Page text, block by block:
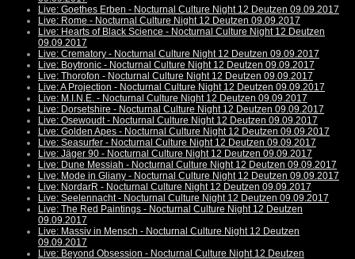
Live: Goethes Erben - Nocturnal Culture Night 12 Deutzen 09.09.2017
Live: Rome - Nocturnal Culture Night 12 Deutzen 09.09.2017
Live: Hearts of Black Science - Nocturnal Culture Night 12 Deutzen
09.09.2017
Live: Crematory - Nocturnal Culture Night 12 Deutzen 09.09.2017
Live: Boytronic - Nocturnal Culture Night 12 Deutzen 09.09.2017
Live: Thorofon - Nocturnal Culture Night 12 Deutzen 09.09.2017
Live: A Projection - Nocturnal Culture Night 12 Deutzen 09.09.2017
Live: M.I.N.E. - Nocturnal Culture Night 12 Deutzen 09.09.2017
Live: Dorsetshire - Nocturnal Culture Night 12 Deutzen 09.09.2017
Live: Osewoudt - Nocturnal Culture Night 12 Deutzen 09.09.2017
Live: Golden Apes - Nocturnal Culture Night 12 Deutzen 09.09.2017
Live: Seasurfer - Nocturnal Culture Night 12 Deutzen 09.09.2017
Live: Jäger 90 - Nocturnal Culture Night 12 Deutzen 09.09.2017
Live: Dune Messiah - Nocturnal Culture Night 12 Deutzen 09.09.2017
Live: Mode in Gliany - Nocturnal Culture Night 12 Deutzen 09.09.2017
Live: NordarR - Nocturnal Culture Night 12 Deutzen 09.09.2017
Live: Seelennacht - Nocturnal Culture Night 12 Deutzen 09.09.2017
Live: The Red Paintings - Nocturnal Culture Night 12 Deutzen
09.09.2017
Live: Massiv in Mensch - Nocturnal Culture Night 12 Deutzen
09.09.2017
Live: Beyond Obsession - Nocturnal Culture Night 12 Deutzen